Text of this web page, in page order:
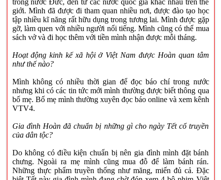
trong nước Đức, đến từ các nước quốc gia khác nhau trên thế
giới. Mình đã được đi tham quan nhiều nơi, được đào tạo học
tập nhiều kĩ năng rất hữu dụng trong tương lai. Mình được gặp
gỡ, làm quen với nhiều người nổi tiếng. Mình cũng có thể mua
sách vở và đi học thêm với tiền mình nhận được mỗi tháng.
Hoạt động kinh kế xã hội ở Việt Nam được Hoàn quan tâm
như thế nào?
Mình không có nhiều thời gian để đọc báo chí trong nước
nhưng khi có các tin tức mới mình thường được biết thông qua
bố mẹ. Bố mẹ mình thường xuyên đọc báo online và xem kênh
VTV4.
Gia đình Hoàn đã chuẩn bị những gì cho ngày Tết cổ truyền
của dân tộc?
Do không có điều kiện chuẩn bị nên gia đình mình đặt bánh
chưng. Ngoài ra mẹ mình cũng mua đỗ để làm bánh rán.
Những thực phẩm truyền thống như măng, miến đủ cả. Đặc